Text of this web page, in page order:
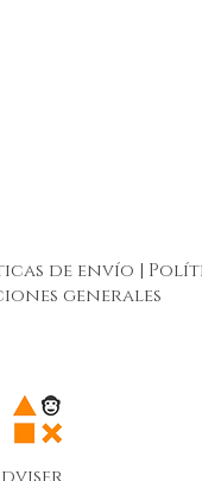
de envío |
generales